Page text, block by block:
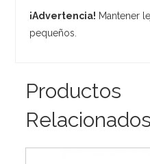
¡Advertencia! Mantener
pequeños.
Productos
Relacionados